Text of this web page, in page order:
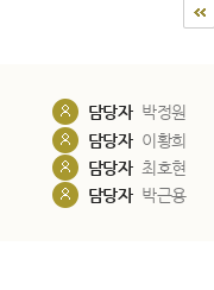
담당자 박정원
담당자 이황희
담당자 최호현
담당자 박근용